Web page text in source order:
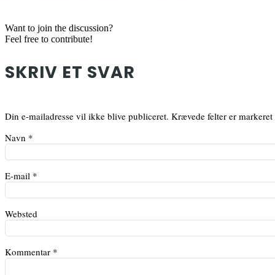
Want to join the discussion?
Feel free to contribute!
SKRIV ET SVAR
Din e-mailadresse vil ikke blive publiceret. Krævede felter er markeret
Navn *
E-mail *
Websted
Kommentar *